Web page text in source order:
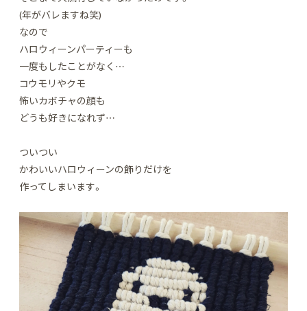
(年がバレますね笑)
なので
ハロウィーンパーティーも
一度もしたことがなく…
コウモリやクモ
怖いカボチャの顔も
どうも好きになれず…
ついつい
かわいいハロウィーンの飾りだけを
作ってしまいます。